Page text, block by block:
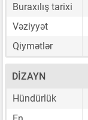
Buraxılış tarixi
Vəziyyət
Qiymətlər
DIZAYN
Hündürlük